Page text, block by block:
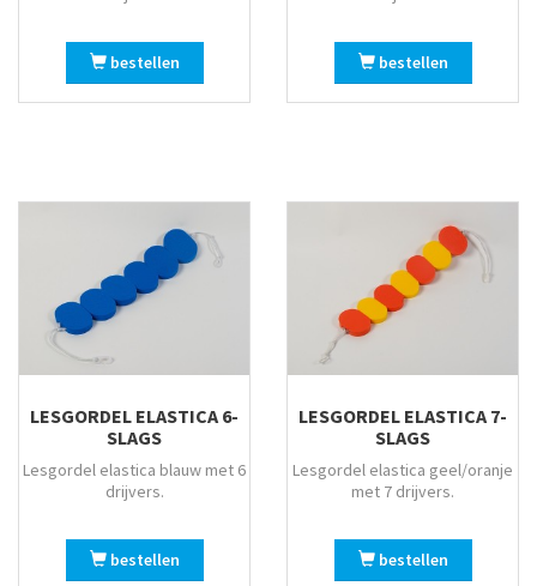
bestellen bestellen
LESGORDEL ELASTICA 6-
SLAGS
Lesgordel elastica blauw met 6
drijvers.
bestellen
LESGORDEL ELASTICA 7-
SLAGS
Lesgordel elastica geel/oranje
met 7 drijvers.
bestellen